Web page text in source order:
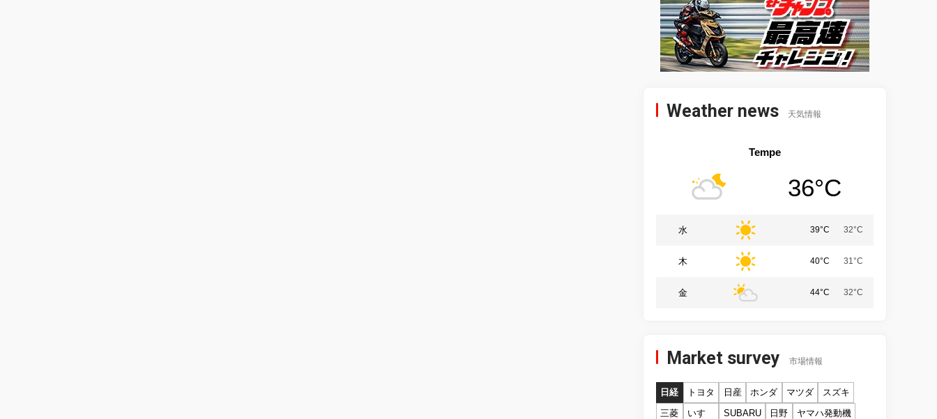
Weather news 天気情報
Tempe
36°C
水 39°C 32°C
木 40°C 31°C
金 44°C 32°C
Market survey 市場情報
日経 トヨタ 日産 ホンダ マツダ
スズキ
三菱
いすゞ SUBARU 日野 ヤマハ発動機